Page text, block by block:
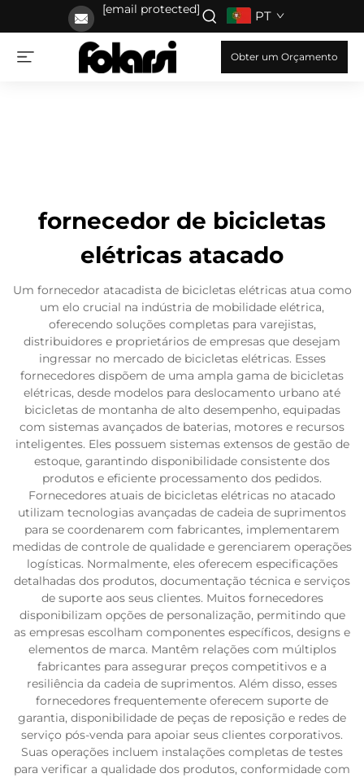
[email protected] PT
Obter um Orçamento
fornecedor de bicicletas
elétricas atacado
Um fornecedor atacadista de bicicletas elétricas atua como
um elo crucial na indústria de mobilidade elétrica,
oferecendo soluções completas para varejistas,
distribuidores e proprietários de empresas que desejam
ingressar no mercado de bicicletas elétricas. Esses
fornecedores dispõem de uma ampla gama de bicicletas
elétricas, desde modelos para deslocamento urbano até
bicicletas de montanha de alto desempenho, equipadas
com sistemas avançados de baterias, motores e recursos
inteligentes. Eles possuem sistemas extensos de gestão de
estoque, garantindo disponibilidade consistente dos
produtos e eficiente processamento dos pedidos.
Fornecedores atuais de bicicletas elétricas no atacado
utilizam tecnologias avançadas de cadeia de suprimentos
para se coordenarem com fabricantes, implementarem
medidas de controle de qualidade e gerenciarem operações
logísticas. Normalmente, eles oferecem especificações
detalhadas dos produtos, documentação técnica e serviços
de suporte aos seus clientes. Muitos fornecedores
disponibilizam opções de personalização, permitindo que
as empresas escolham componentes específicos, designs e
elementos de marca. Mantêm relações com múltiplos
fabricantes para assegurar preços competitivos e a
resiliência da cadeia de suprimentos. Além disso, esses
fornecedores frequentemente oferecem suporte de
garantia, disponibilidade de peças de reposição e redes de
serviço pós-venda para apoiar seus clientes corporativos.
Suas operações incluem instalações completas de testes
para verificar a qualidade dos produtos, conformidade com